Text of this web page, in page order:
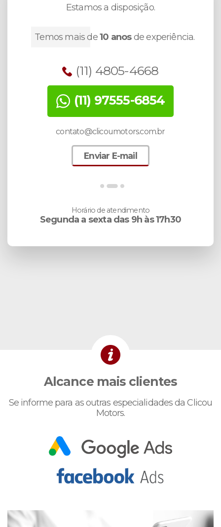
Estamos a disposição.
Temos mais de10 anosde experiência.
(11) 4805-4668
(11) 97555-6854
contato@clicoumotors.com.br
Enviar E-mail
Horário de atendimento
Segunda a sexta das 9h às 17h30
Alcance mais clientes
Se informe para as outras especialidades da Clicou
Motors.